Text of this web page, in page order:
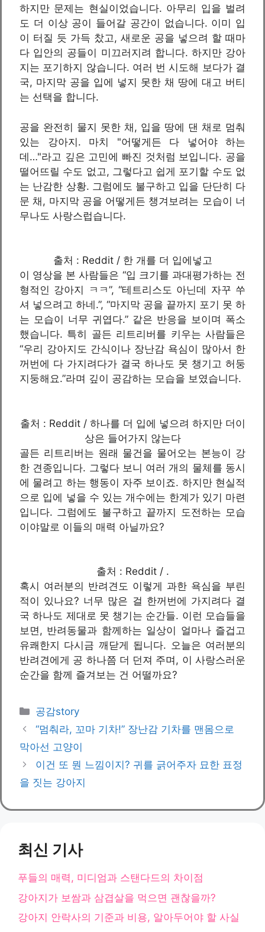
하지만 문제는 현실이었습니다. 아무리 입을 벌려
도 더 이상 공이 들어갈 공간이 없습니다. 이미 입
이 터질 듯 가득 찼고, 새로운 공을 넣으려 할 때마
다 입안의 공들이 미끄러지려 합니다. 하지만 강아
지는 포기하지 않습니다. 여러 번 시도해 보다가 결
국, 마지막 공을 입에 넣지 못한 채 땅에 대고 버티
는 선택을 합니다.
공을 완전히 물지 못한 채, 입을 땅에 댄 채로 멈춰
있는 강아지. 마치 "어떻게든 다 넣어야 하는
데…"라고 깊은 고민에 빠진 것처럼 보입니다. 공을
떨어뜨릴 수도 없고, 그렇다고 쉽게 포기할 수도 없
는 난감한 상황. 그럼에도 불구하고 입을 단단히 다
문 채, 마지막 공을 어떻게든 챙겨보려는 모습이 너
무나도 사랑스럽습니다.
출처 : Reddit / 한 개를 더 입에넣고
이 영상을 본 사람들은 “입 크기를 과대평가하는 전
형적인 강아지 ㅋㅋ”, “테트리스도 아닌데 자꾸 쑤
셔 넣으려고 하네.”, “마지막 공을 끝까지 포기 못 하
는 모습이 너무 귀엽다.” 같은 반응을 보이며 폭소
했습니다. 특히 골든 리트리버를 키우는 사람들은
“우리 강아지도 간식이나 장난감 욕심이 많아서 한
꺼번에 다 가지려다가 결국 하나도 못 챙기고 허둥
지둥해요.”라며 깊이 공감하는 모습을 보였습니다.
출처 : Reddit / 하나를 더 입에 넣으려 하지만 더이
상은 들어가지 않는다
골든 리트리버는 원래 물건을 물어오는 본능이 강
한 견종입니다. 그렇다 보니 여러 개의 물체를 동시
에 물려고 하는 행동이 자주 보이죠. 하지만 현실적
으로 입에 넣을 수 있는 개수에는 한계가 있기 마련
입니다. 그럼에도 불구하고 끝까지 도전하는 모습
이야말로 이들의 매력 아닐까요?
출처 : Reddit / .
혹시 여러분의 반려견도 이렇게 과한 욕심을 부린
적이 있나요? 너무 많은 걸 한꺼번에 가지려다 결
국 하나도 제대로 못 챙기는 순간들. 이런 모습들을
보면, 반려동물과 함께하는 일상이 얼마나 즐겁고
유쾌한지 다시금 깨닫게 됩니다. 오늘은 여러분의
반려견에게 공 하나쯤 더 던져 주며, 이 사랑스러운
순간을 함께 즐겨보는 건 어떨까요?
카
테
리
공감story
“멈춰라, 꼬마 기차!” 장난감 기차를 맨몸으로
막아선 고양이
이건 또 뭔 느낌이지? 귀를 긁어주자 묘한 표정
을 짓는 강아지
최신 기사
푸들의 매력, 미디엄과 스탠다드의 차이점
강아지가 보쌈과 삼겹살을 먹으면 괜찮을까?
강아지 안락사의 기준과 비용, 알아두어야 할 사실